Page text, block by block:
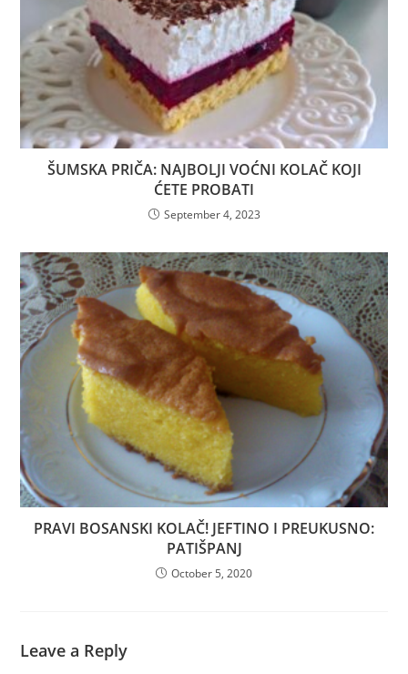
ŠUMSKA PRIČA: NAJBOLJI VOĆNI KOLAČ KOJI
ĆETE PROBATI
September 4, 2023
PRAVI BOSANSKI KOLAČ! JEFTINO I PREUKUSNO:
PATIŠPANJ
October 5, 2020
Leave a Reply